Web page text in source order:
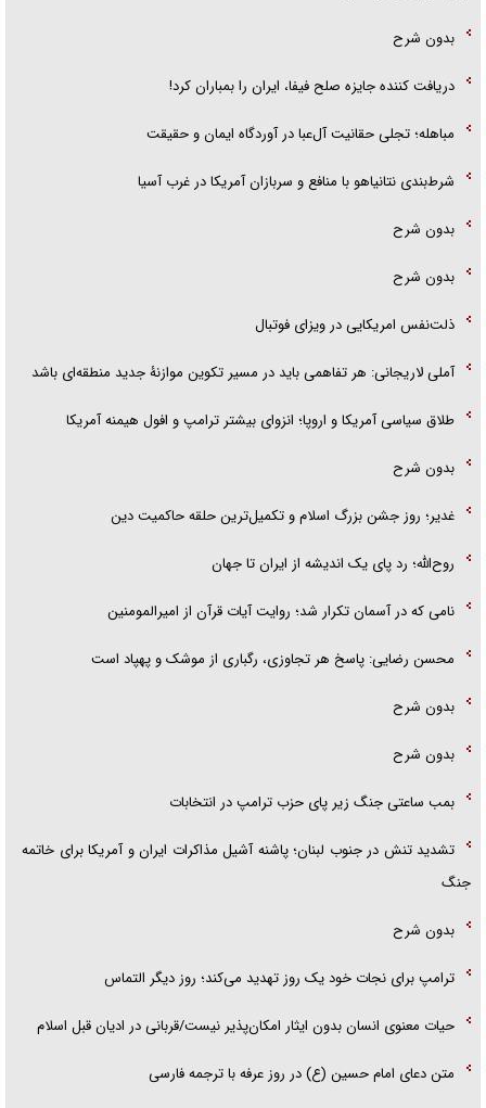
بدون شرح
دریافت کننده جایزه صلح فیفا، ایران را بمباران کرد!
مباهله؛ تجلی حقانیت آل‌عبا در آوردگاه ایمان و حقیقت
شرط‌بندی نتانیاهو با منافع و سربازان آمریکا در غرب آسیا
بدون شرح
بدون شرح
ذلت‌نفس امریکایی در ویزای فوتبال
آملی لاریجانی: هر تفاهمی باید در مسیر تکوین موازنۀ جدید منطقه‌ای باشد
طلاق سیاسی آمریکا و اروپا؛ انزوای بیشتر ترامپ و افول هیمنه آمریکا
بدون شرح
غدیر؛ روز جشن بزرگ اسلام و تکمیل‌ترین حلقه حاکمیت دین
روح‌الله؛ رد پای یک اندیشه از ایران تا جهان
نامی که در آسمان تکرار شد؛ روایت آیات قرآن از امیرالمومنین
محسن رضایی: پاسخ هر تجاوزی، رگباری از موشک و پهپاد است
بدون شرح
بدون شرح
بمب ساعتی جنگ زیر پای حزب ترام‍پ در انتخابات
تشدید تنش در جنوب لبنان؛ پاشنه آشیل مذاکرات ایران و آمریکا برای خاتمه
جنگ
بدون شرح
ترامپ برای نجات خود یک روز تهدید می‌کند؛ روز دیگر التماس
حیات معنوی انسان بدون ایثار امکان‌پذیر نیست/قربانی در ادیان قبل اسلام
متن دعای امام حسین (ع) در روز عرفه با ترجمه فارسی